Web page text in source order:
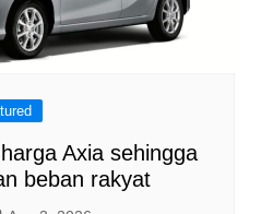
Axia sehingga
beban rakyat